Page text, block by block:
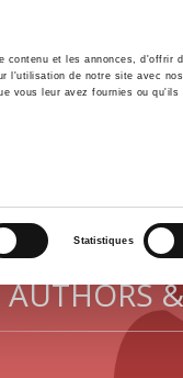
contenu et les annonces,
l'utilisation de notre site avec
vous leur avez fournies ou
Statistiques
Environment
AUTHORS